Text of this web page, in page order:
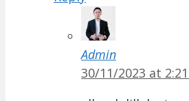
Admin
30/11/2023 at